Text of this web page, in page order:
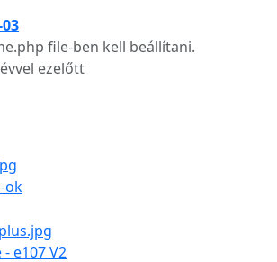
file-ben kell beállítani.
ezelőtt
ok
e107 V2